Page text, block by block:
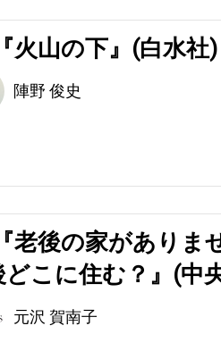
『火山の下』(白水社)
陣野 俊史
『老後の家があり
どこに住む？』(中
元沢 賀南子